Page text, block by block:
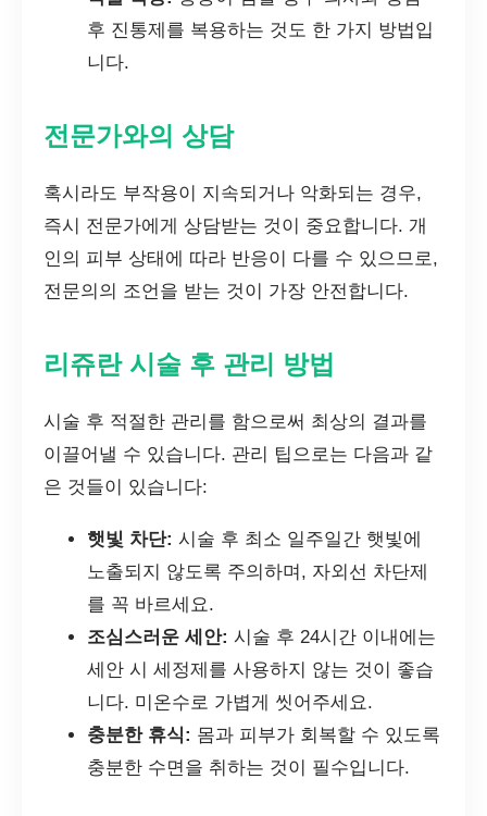
후 진통제를 복용하는 것도 한 가지 방법입
니다.
전문가와의 상담
혹시라도 부작용이 지속되거나 악화되는 경우,
즉시 전문가에게 상담받는 것이 중요합니다. 개
인의 피부 상태에 따라 반응이 다를 수 있으므로,
전문의의 조언을 받는 것이 가장 안전합니다.
리쥬란 시술 후 관리 방법
시술 후 적절한 관리를 함으로써 최상의 결과를
이끌어낼 수 있습니다. 관리 팁으로는 다음과 같
은 것들이 있습니다:
햇빛 차단: 시술 후 최소 일주일간 햇빛에
노출되지 않도록 주의하며, 자외선 차단제
를 꼭 바르세요.
조심스러운 세안: 시술 후 24시간 이내에는
세안 시 세정제를 사용하지 않는 것이 좋습
니다. 미온수로 가볍게 씻어주세요.
충분한 휴식: 몸과 피부가 회복할 수 있도록
충분한 수면을 취하는 것이 필수입니다.